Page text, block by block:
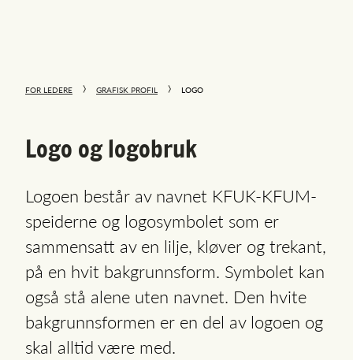
FOR LEDERE GRAFISK PROFIL LOGO
Logo og logobruk
Logoen består av navnet KFUK-KFUM-
speiderne og logosymbolet som er
sammensatt av en lilje, kløver og trekant,
på en hvit bakgrunnsform. Symbolet kan
også stå alene uten navnet. Den hvite
bakgrunnsformen er en del av logoen og
skal alltid være med.